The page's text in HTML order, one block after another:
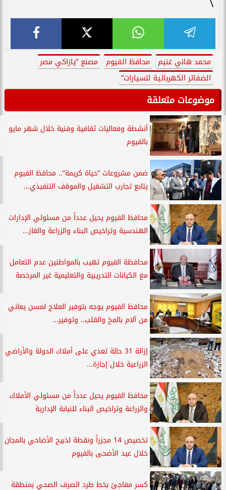
\
محمد هاني غنيم محافظ الفيوم
مصنع ”يازاكي مصر
الضفائر الكهربائية للسيارات”
موضوعات متعلقة
أنشطة وفعاليات ثقافية وفنية خلال شهر مايو
بالفيوم
ضمن مشروعات ”حياة كريمة”.. محافظ الفيوم
يتابع تجارب التشغيل والموقف التنفيذي...
محافظ الفيوم يحيل عدداً من مسئولي الإدارات
الهندسية وتراخيص البناء والزراعة والغاز...
محافظة الفيوم تهيب بالمواطنين عدم التعامل
مع الكيانات التدريبية والتعليمية غير المرخصة
محافظ الفيوم يوجه بتوفير العلاج لمسن يعاني
من آلام بالمخ والقلب.. وتوفير...
إزالة 31 حالة تعدي على أملاك الدولة والأراضي
الزراعية خلال إجازة...
محافظ الفيوم يحيل عدداً من مسئولي الأملاك
والزراعة وتراخيص البناء للنيابة الإدارية
تخصيص 14 مجزراً ونقطة لذبيح الأضاحي بالمجان
خلال عيد الأضحى بالفيوم
كسر مفاجئ بخط طرد الصرف الصحي بمنطقة